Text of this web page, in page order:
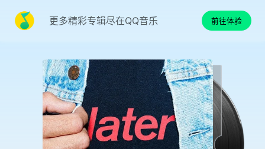
更多精彩专辑尽在QQ音乐 前往体验